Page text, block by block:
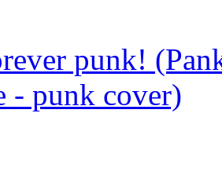
punk!
- punk cover)